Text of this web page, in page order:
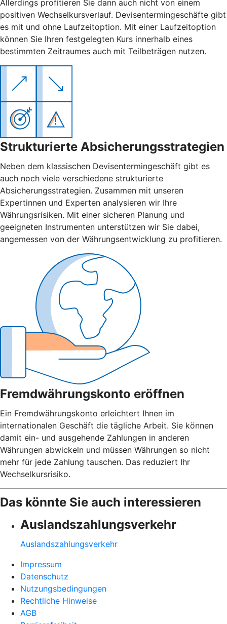
Allerdings profitieren Sie dann auch nicht von einem
positiven Wechselkursverlauf. Devisentermingeschäfte gibt
es mit und ohne Laufzeitoption. Mit einer Laufzeitoption
können Sie Ihren festgelegten Kurs innerhalb eines
bestimmten Zeitraumes auch mit Teilbeträgen nutzen.
Strukturierte Absicherungsstrategien
Neben dem klassischen Devisentermingeschäft gibt es
auch noch viele verschiedene strukturierte
Absicherungsstrategien. Zusammen mit unseren
Expertinnen und Experten analysieren wir Ihre
Währungsrisiken. Mit einer sicheren Planung und
geeigneten Instrumenten unterstützen wir Sie dabei,
angemessen von der Währungsentwicklung zu profitieren.
Fremdwährungskonto eröffnen
Ein Fremdwährungskonto erleichtert Ihnen im
internationalen Geschäft die tägliche Arbeit. Sie können
damit ein- und ausgehende Zahlungen in anderen
Währungen abwickeln und müssen Währungen so nicht
mehr für jede Zahlung tauschen. Das reduziert Ihr
Wechselkursrisiko.
Das könnte Sie auch interessieren
Auslandszahlungsverkehr
Auslandszahlungsverkehr
Impressum
Datenschutz
Nutzungsbedingungen
Rechtliche Hinweise
AGB